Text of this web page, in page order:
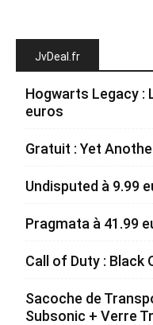
JvDeal.fr
Hogwarts Legacy :
euros
Gratuit : Yet
Undisputed à 9.99
Pragmata à 41.99
Call of Duty : Black
Sacoche de
Subsonic + Verre